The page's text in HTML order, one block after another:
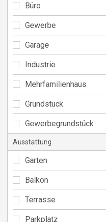
Büro
Gewerbe
Garage
Industrie
Mehrfamilienhaus
Grundstück
Gewerbegrundstück
Ausstattung
Garten
Balkon
Terrasse
Parkplatz